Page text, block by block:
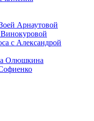
Арнаутовой
с Александрой
Олюшкина